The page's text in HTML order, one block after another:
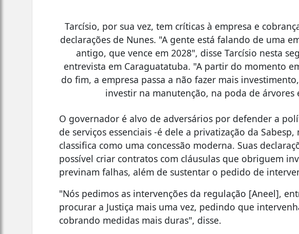
Tarcísio, por sua vez, tem críticas à empresa e
declarações de Nunes. "A gente está falando de uma
antigo, que vence em 2028", disse Tarcísio nesta
entrevista em Caraguatatuba. "A partir do momento
do fim, a empresa passa a não fazer mais
investir na manutenção, na poda de árvores
O governador é alvo de adversários por defender a
de serviços essenciais -é dele a privatização da
classifica como uma concessão moderna. Suas
possível criar contratos com cláusulas que obriguem
previnam falhas, além de sustentar o pedido de
"Nós pedimos as intervenções da regulação [Aneel],
procurar a Justiça mais uma vez, pedindo que
cobrando medidas mais duras", disse.